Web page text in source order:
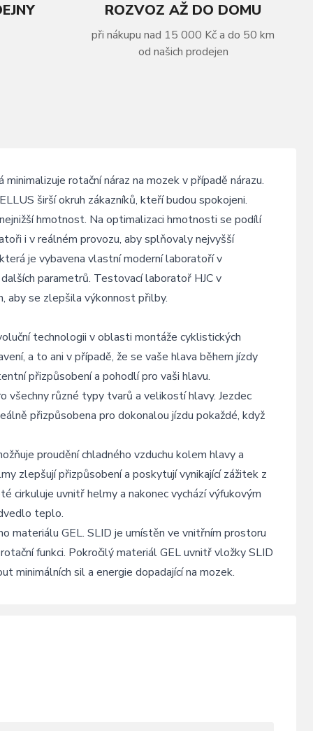
ROZVOZ AŽ DO DOMU
při nákupu nad 15 000 Kč a do 50 km
od našich prodejen
rotační náraz na mozek v případě nárazu.
širší okruh zákazníků, kteří budou spokojeni.
hmotnost. Na optimalizaci hmotnosti se podílí
i v reálném provozu, aby splňovaly nejvyšší
je vybavena vlastní moderní laboratoří v
parametrů. Testovací laboratoř HJC v
aby se zlepšila výkonnost přilby.
technologii v oblasti montáže cyklistických
a to ani v případě, že se vaše hlava během jízdy
přizpůsobení a pohodlí pro vaši hlavu.
různé typy tvarů a velikostí hlavy. Jezdec
přizpůsobena pro dokonalou jízdu pokaždé, když
proudění chladného vzduchu kolem hlavy a
zlepšují přizpůsobení a poskytují vynikající zážitek z
cirkuluje uvnitř helmy a nakonec vychází výfukovým
teplo.
materiálu GEL. SLID je umístěn ve vnitřním prostoru
funkci. Pokročilý materiál GEL uvnitř vložky SLID
minimálních sil a energie dopadající na mozek.